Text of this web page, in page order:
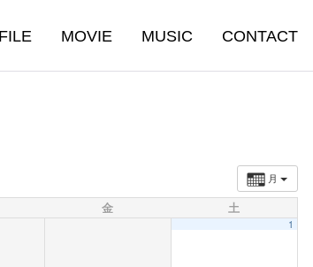
MOVIE MUSIC CONTACT
月
金 土
1